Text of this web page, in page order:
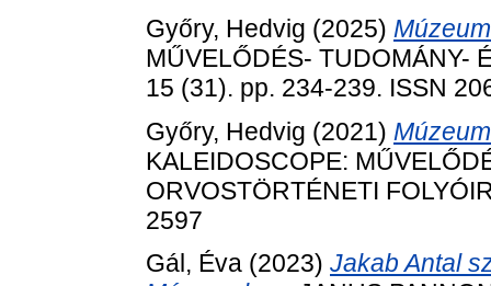
Győry, Hedvig (2025)
MŰVELŐDÉS- TUDOMÁNY-
15 (31). pp. 234-239. ISSN
Győry, Hedvig (2021)
KALEIDOSCOPE:
ORVOSTÖRTÉNETI
2597
Gál, Éva (2023) Jakab Antal